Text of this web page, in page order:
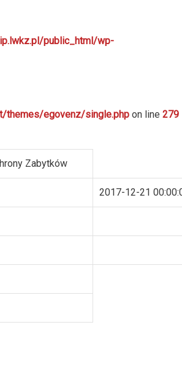
public_html/wp-
themes/egovenz/single.php on line 279
Zabytków
2017-12-21